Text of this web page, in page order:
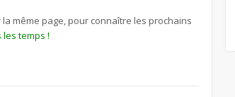
même page, pour connaître les prochains
temps !